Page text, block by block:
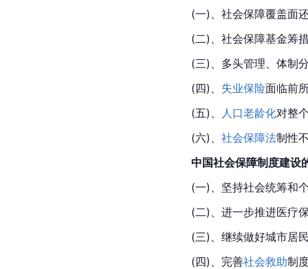
(一)、社会保障覆盖面
(二)、社会保障基金筹
(三)、多头管理、体制
(四)、 失业保险面临前
(五)、
人口老龄化对整
(六)、 社会保障法制性
中国社会保障制度建设
(一)、坚持社会统筹和
(二)、进一步推进医疗
(三)、继续做好城市居
(四)、完善社会救助制